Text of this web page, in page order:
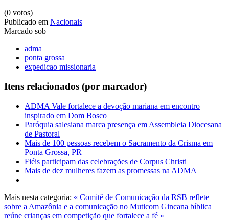
(0 votos)
Publicado em Nacionais
Marcado sob
adma
ponta grossa
expedicao missionaria
Itens relacionados (por marcador)
ADMA Vale fortalece a devoção mariana em encontro
inspirado em Dom Bosco
Paróquia salesiana marca presença em Assembleia Diocesana
de Pastoral
Mais de 100 pessoas recebem o Sacramento da Crisma em
Ponta Grossa, PR
Fiéis participam das celebrações de Corpus Christi
Mais de dez mulheres fazem as promessas na ADMA
Mais nesta categoria: « Comitê de Comunicação da RSB reflete
sobre a Amazônia e a comunicação no Muticom Gincana bíblica
reúne crianças em competição que fortalece a fé »